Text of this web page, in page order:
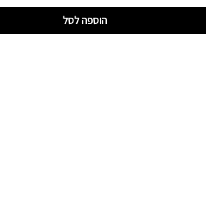
הוספה לסל